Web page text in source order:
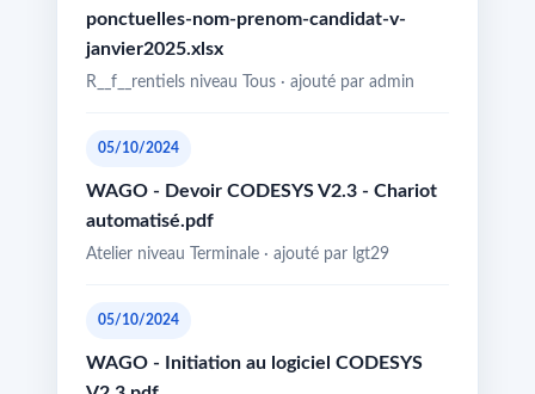
ponctuelles-nom-prenom-candidat-v-
janvier2025.xlsx
R__f__rentiels niveau Tous · ajouté par admin
05/10/2024
WAGO - Devoir CODESYS V2.3 - Chariot
automatisé.pdf
Atelier niveau Terminale · ajouté par lgt29
05/10/2024
WAGO - Initiation au logiciel CODESYS